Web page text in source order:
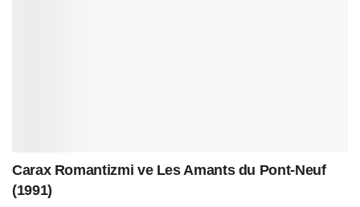
Carax Romantizmi ve Les Amants du Pont-Neuf
(1991)